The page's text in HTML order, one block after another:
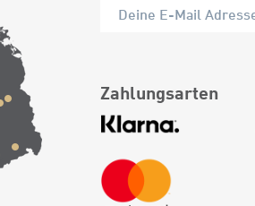
Zahlungsarten